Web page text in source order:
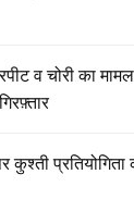
व चोरी का
कुश्ती